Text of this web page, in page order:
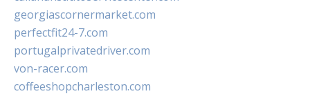
georgiascornermarket.com
perfectfit24-7.com
portugalprivatedriver.com
von-racer.com
coffeeshopcharleston.com